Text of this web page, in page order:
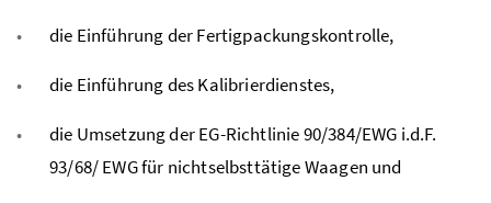
die Einführung der Fertigpackungskontrolle,
die Einführung des Kalibrierdienstes,
die Umsetzung der EG-Richtlinie 90/384/EWG i.d.F.
93/68/ EWG für nichtselbsttätige Waagen und